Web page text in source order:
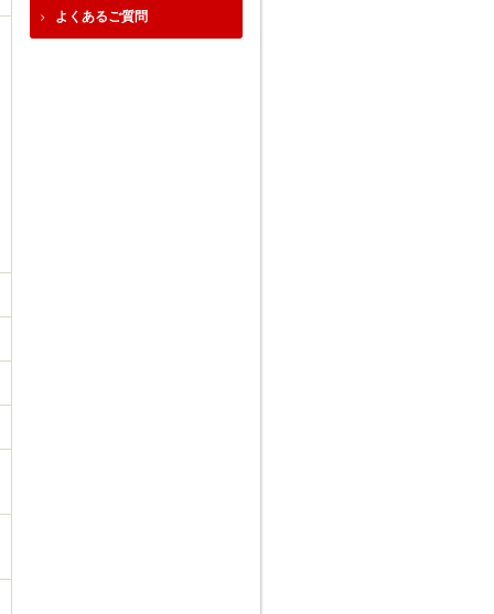
よくあるご質問